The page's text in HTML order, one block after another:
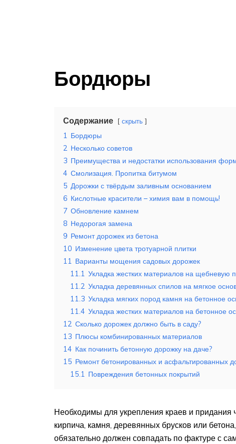
Бордюры
Содержание скрыть
1 Бордюры
2 Несколько советов
3 Преимущества и недостатки использования
4 Смолизация. Пропитка битумом
5 Дорожки с твёрдым заливным основанием
6 Кислотные красители – химия вам в помощь!
7 Обновление камнем
8 Недорогая замена
9 Ремонт дорожек из бетона
10 Изменение цвета тротуарной плитки
11 Варианты мощения садовых дорожек
11.1 Укладка жестких материалов на щебневую
11.2 Укладка деревянных спилов на мягкое
11.3 Укладка мягких пород камня на бетонное
11.4 Укладка жестких материалов на бетонное
12 Сколько дорожек должно быть в саду?
13 Плюсы комбинированных материалов
14 Как починить бетонную дорожку на даче?
15 Ремонт бетонированных и асфальтированных
15.1 Повреждения бетонных покрытий
Необходимы для укрепления краев и придания
кирпича, камня, деревянных брусков или
обязательно должен совпадать по фактуре с